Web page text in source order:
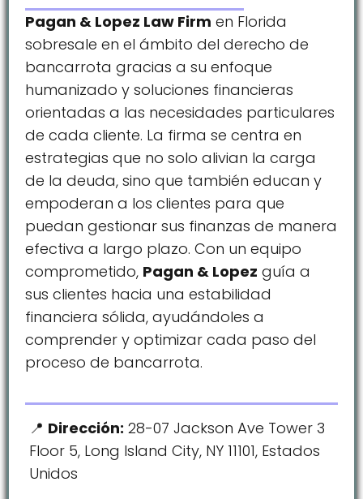
Pagan & Lopez Law Firm en Florida
sobresale en el ámbito del derecho de
bancarrota gracias a su enfoque
humanizado y soluciones financieras
orientadas a las necesidades particulares
de cada cliente. La firma se centra en
estrategias que no solo alivian la carga
de la deuda, sino que también educan y
empoderan a los clientes para que
puedan gestionar sus finanzas de manera
efectiva a largo plazo. Con un equipo
comprometido, Pagan & Lopez guía a
sus clientes hacia una estabilidad
financiera sólida, ayudándoles a
comprender y optimizar cada paso del
proceso de bancarrota.
Dirección: 28-07 Jackson Ave Tower 3
Floor 5, Long Island City, NY 11101, Estados
Unidos